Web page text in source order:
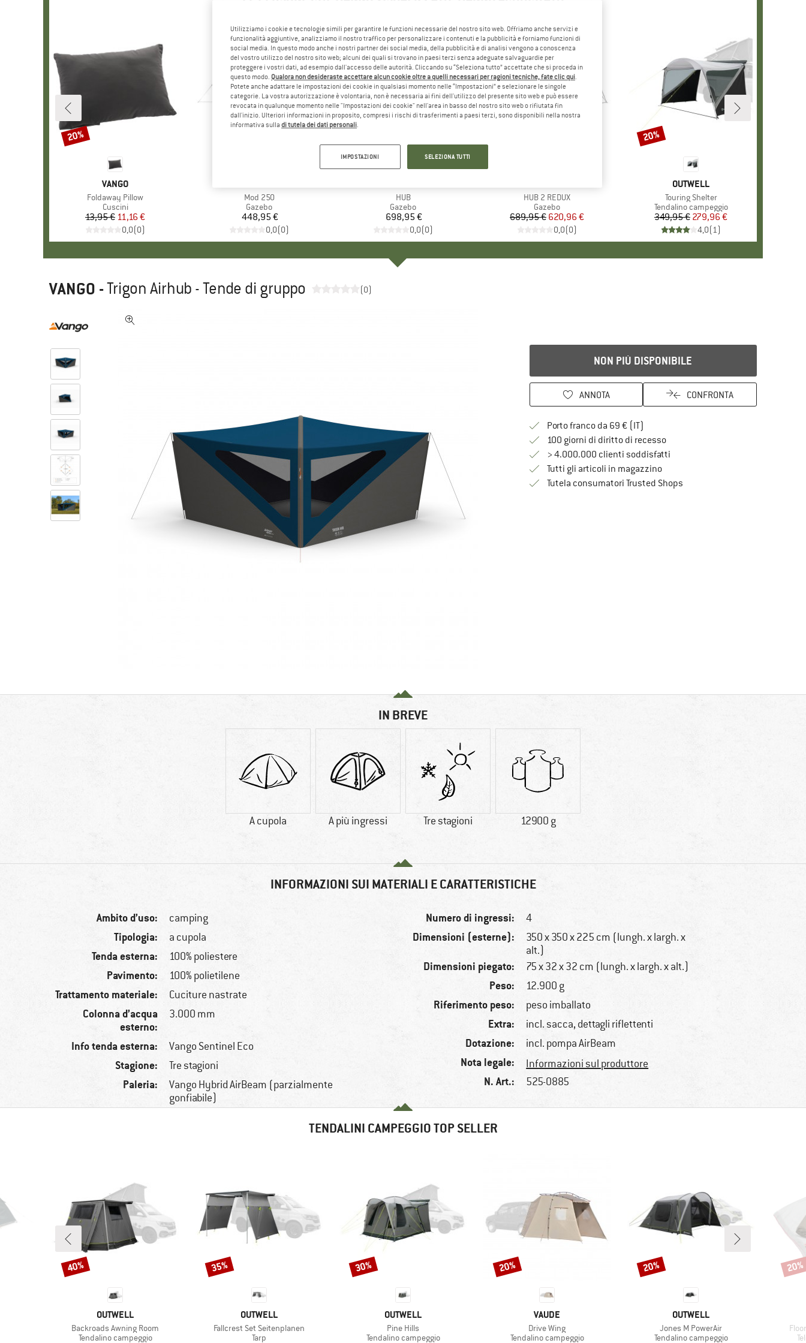
MARCHIO
VANGO
Articolo
Foldaway Pillow
Gruppo di prodotti
Cuscini
Prezzo
13,95 €Prezzo ridotto
11,16 €
0,0(0)
Sconto
20%
Articolo
Mod 250
Gruppo di prodotti
Gazebo
Prezzo
448,95 €
0,0(0)
Articolo
HUB
Gruppo di prodotti
Gazebo
Prezzo
698,95 €
0,0(0)
Articolo
HUB 2 REDUX
Gruppo di prodotti
Gazebo
Prezzo
689,95 € Prezzo ridotto
620,96 €
0,0(0)
MARCHIO
OUTWELL
Articolo
Touring Shelter
Gruppo di prodotti
Tendalino campeggio
Prezzo
349,95 € Prezzo ridotto
279,96 €
4,0(1)
Sconto
20%
VANGO -Trigon Airhub - Tende di gruppo (0)
NON PIÙ DISPONIBILE
ANNOTA CONFRONTA
Porto franco da 69 € (IT)
100 giorni di diritto di recessoVai alla politica di recesso qui Si
> 4.000.000 clienti soddisfatti
Tutti gli articoli in magazzino
Tutela consumatori Trusted ShopsTrovi tutte le informazioni qui!
IN BREVE
A cupola A più ingressi Tre stagioni 12900 g
INFORMAZIONI SUI MATERIALI E CARATTERISTICHE
Ambito d’uso: camping
Tipologia: a cupola
Tenda esterna: 100% poliestere
Pavimento: 100% polietilene
Trattamento materiale: Cuciture nastrate
Colonna d’acqua
esterno:
3.000 mm
Info tenda esterna: Vango Sentinel Eco
Stagione: Tre stagioni
Paleria:
Vango Hybrid AirBeam (parzialmente
gonfiabile)
Numero di ingressi: 4
Dimensioni (esterne):
350 x 350 x 225 cm (lungh. x largh. x
alt.)
Dimensioni piegato: 75 x 32 x 32 cm (lungh. x largh. x alt.)
Peso: 12.900 g
Riferimento peso: peso imballato
Extra: incl. sacca, dettagli riflettenti
Dotazione: incl. pompa AirBeam
Nota legale: Informazioni sul produttore
N. Art.: 525-0885
TENDALINI CAMPEGGIO TOP SELLER
MARCHIO
OUTWELL
Articolo
Backroads Awning Room
Gruppo di prodotti
Tendalino campeggio
Sconto
40%
MARCHIO
OUTWELL
Articolo
Fallcrest Set Seitenplanen
Gruppo di prodotti
Tarp
Sconto
35%
MARCHIO
OUTWELL
Articolo
Pine Hills
Gruppo di prodotti
Tendalino campeggio
Sconto
30%
MARCHIO
VAUDE
Articolo
Drive Wing
Gruppo di prodotti
Tendalino campeggio
Sconto
20%
MARCHIO
OUTWELL
Articolo
Jones M PowerAir
Gruppo di prodotti
Tendalino campeggio
Sconto
20% 20%
Utilizziamo i cookie e tecnologie simili per garantire le funzioni necessarie del nostro sito web. Offriamo anche servizi e
funzionalità aggiuntive, analizziamo il nostro traffico per personalizzare i contenuti e la pubblicità e forniamo funzioni di
social media. In questo modo anche i nostri partner dei social media, della pubblicità e di analisi vengono a conoscenza
del vostro utilizzo del nostro sito web; alcuni dei quali si trovano in paesi terzi senza adeguate salvaguardie per
proteggere i vostri dati, ad esempio dall'accesso delle autorità. Cliccando su “Seleziona tutto” accettate che si proceda in
questo modo. Qualora non desideraste accettare alcun cookie oltre a quelli necessari per ragioni tecniche, fate clic qui.
Potete anche adattare le impostazioni dei cookie in qualsiasi momento nelle “Impostazioni” e selezionare le singole
categorie. La vostra autorizzazione è volontaria, non è necessaria ai fini dell'utilizzo del presente sito web e può essere
revocata in qualunque momento nelle "Impostazioni dei cookie" nell'area in basso del nostro sito web o rifiutata fin
dall'inizio. Ulteriori informazioni in proposito, compresi i rischi di trasferimenti a paesi terzi, sono disponibili nella nostra
informativa sulla di tutela dei dati personali.
IMPOSTAZIONI SELEZIONA TUTTI